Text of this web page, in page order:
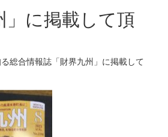
」に掲載して頂
総合情報誌「財界九州」に掲載して